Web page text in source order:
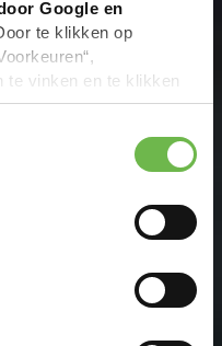
Google en
te klikken op
te vinken en te klikken
stemt u er ook mee in
zin 1 lit. a DSGVO. De
Justitie beoordeeld
normen. In het
verwerkt voor controle-
zonder enig